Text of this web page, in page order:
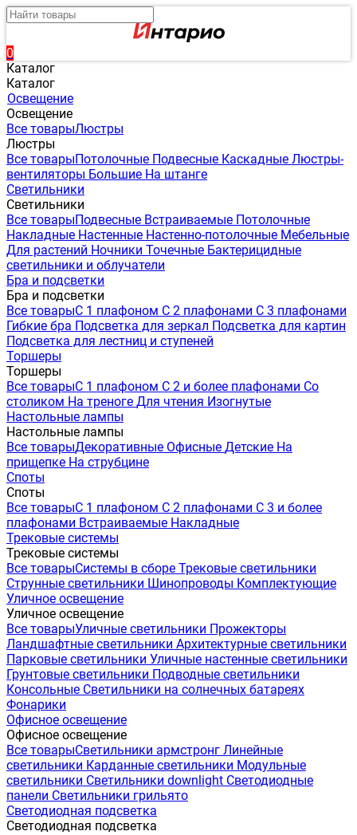
0
Каталог
Каталог
Освещение
Освещение
Все товарыЛюстры
Люстры
Все товарыПотолочные Подвесные Каскадные Люстры-
вентиляторы Большие На штанге
Светильники
Светильники
Все товарыПодвесные Встраиваемые Потолочные
Накладные Настенные Настенно-потолочные Мебельные
Для растений Ночники Точечные Бактерицидные
светильники и облучатели
Бра и подсветки
Бра и подсветки
Все товарыС 1 плафоном С 2 плафонами С 3 плафонами
Гибкие бра Подсветка для зеркал Подсветка для картин
Подсветка для лестниц и ступеней
Торшеры
Торшеры
Все товарыС 1 плафоном С 2 и более плафонами Со
столиком На треноге Для чтения Изогнутые
Настольные лампы
Настольные лампы
Все товарыДекоративные Офисные Детские На
прищепке На струбцине
Споты
Споты
Все товарыС 1 плафоном С 2 плафонами С 3 и более
плафонами Встраиваемые Накладные
Трековые системы
Трековые системы
Все товарыСистемы в сборе Трековые светильники
Струнные светильники Шинопроводы Комплектующие
Уличное освещение
Уличное освещение
Все товарыУличные светильники Прожекторы
Ландшафтные светильники Архитектурные светильники
Парковые светильники Уличные настенные светильники
Грунтовые светильники Подводные светильники
Консольные Светильники на солнечных батареях
Фонарики
Офисное освещение
Офисное освещение
Все товарыСветильники армстронг Линейные
светильники Карданные светильники Модульные
светильники Светильники downlight Светодиодные
панели Светильники грильято
Светодиодная подсветка
Светодиодная подсветка